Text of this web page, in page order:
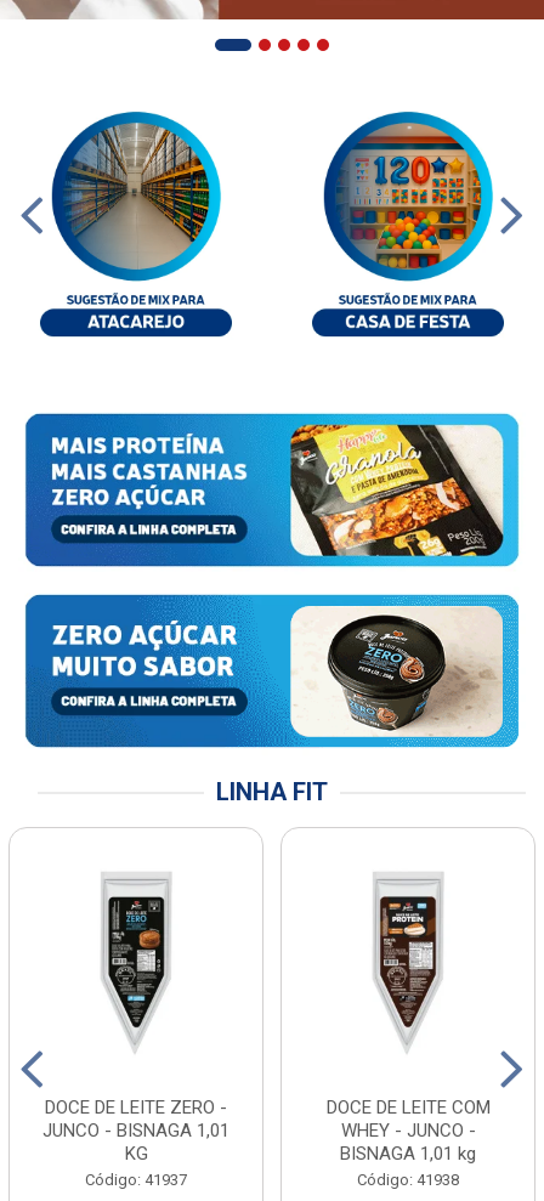
LINHA FIT
DOCE DE LEITE ZERO -
JUNCO - BISNAGA 1,01
KG
Código: 41937
DOCE DE LEITE COM
WHEY - JUNCO -
BISNAGA 1,01 kg
Código: 41938